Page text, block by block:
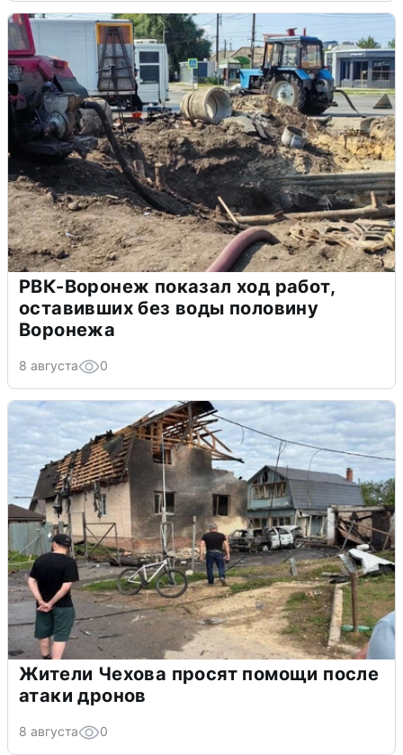
РВК-Воронеж показал ход работ,
оставивших без воды половину
Воронежа
8 августа 0
Жители Чехова просят помощи после
атаки дронов
8 августа 0